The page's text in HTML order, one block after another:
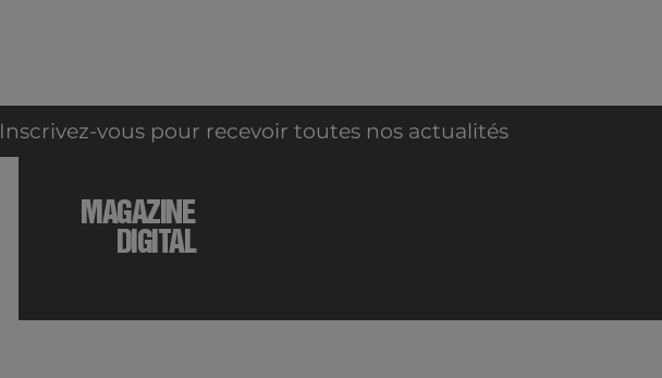
Inscrivez-vous pour recevoir toutes nos actualités
MAGAZINE
DIGITAL